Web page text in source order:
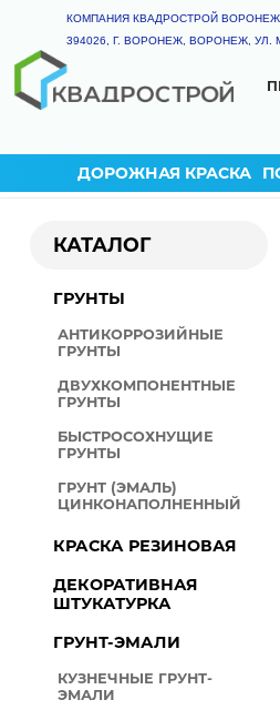
КОМПАНИЯ КВАДРОСТРОЙ
394026, Г. ВОРОНЕЖ, ВОРОНЕЖ, УЛ.
ДОРОЖНАЯ КРАСКА
КАТАЛОГ
ГРУНТЫ
АНТИКОРРОЗИЙНЫЕ
ГРУНТЫ
ДВУХКОМПОНЕНТНЫЕ
ГРУНТЫ
БЫСТРОСОХНУЩИЕ
ГРУНТЫ
ГРУНТ (ЭМАЛЬ)
ЦИНКОНАПОЛНЕННЫЙ
КРАСКА РЕЗИНОВАЯ
ДЕКОРАТИВНАЯ
ШТУКАТУРКА
ГРУНТ-ЭМАЛИ
КУЗНЕЧНЫЕ ГРУНТ-
ЭМАЛИ